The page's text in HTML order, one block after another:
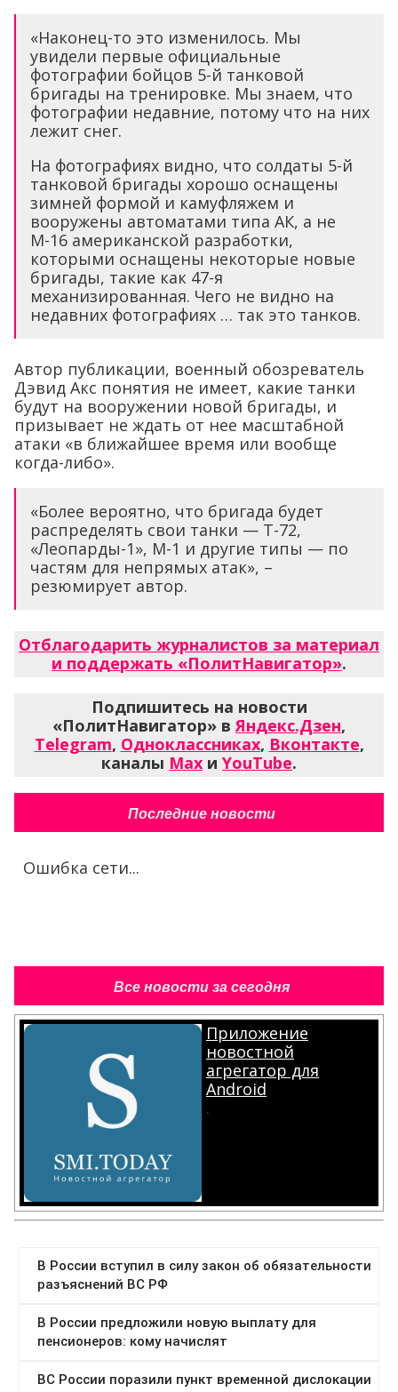
«Наконец-то это изменилось. Мы
увидели первые официальные
фотографии бойцов 5-й танковой
бригады на тренировке. Мы знаем, что
фотографии недавние, потому что на них
лежит снег.
На фотографиях видно, что солдаты 5-й
танковой бригады хорошо оснащены
зимней формой и камуфляжем и
вооружены автоматами типа АК, а не
М-16 американской разработки,
которыми оснащены некоторые новые
бригады, такие как 47-я
механизированная. Чего не видно на
недавних фотографиях … так это танков.
Автор публикации, военный обозреватель
Дэвид Акс понятия не имеет, какие танки
будут на вооружении новой бригады, и
призывает не ждать от нее масштабной
атаки «в ближайшее время или вообще
когда-либо».
«Более вероятно, что бригада будет
распределять свои танки — Т-72, ​​
«Леопарды-1», М-1 и другие типы — по
частям для непрямых атак», –
резюмирует автор.
Отблагодарить журналистов за материал
и поддержать «ПолитНавигатор».
Подпишитесь на новости
«ПолитНавигатор» вЯндекс.Дзен,
Telegram, Одноклассниках, Вконтакте,
каналы Max и YouTube.
Последние новости
Ошибка сети...
Все новости за сегодня
Приложение
новостной
агрегатор для
Android
.